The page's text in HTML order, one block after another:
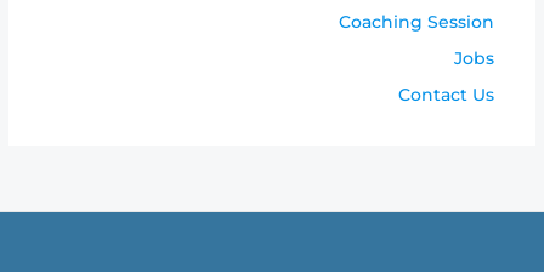
Coaching Session
Jobs
Contact Us